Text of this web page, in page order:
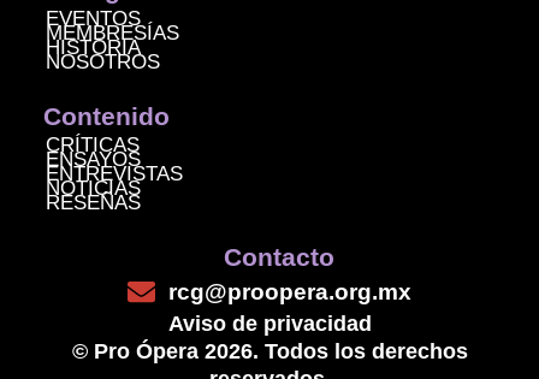
EVENTOS
MEMBRESÍAS
HISTORIA
NOSOTROS
Contenido
CRÍTICAS
ENSAYOS
ENTREVISTAS
NOTICIAS
RESEÑAS
Contacto
rcg@proopera.org.mx
Aviso de privacidad
© Pro Ópera 2026. Todos los derechos